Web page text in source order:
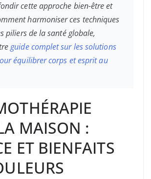
cette approche bien-être et
harmoniser ces techniques
piliers de la santé globale,
guide complet sur les solutions
équilibrer corps et esprit au
MAISON :
ET BIENFAITS